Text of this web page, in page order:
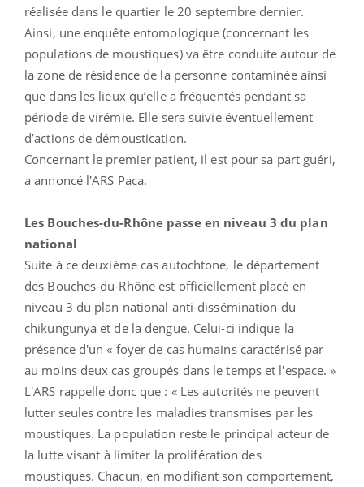
réalisée dans le quartier le 20 septembre dernier.
Ainsi, une enquête entomologique (concernant les
populations de moustiques) va être conduite autour de
la zone de résidence de la personne contaminée ainsi
que dans les lieux qu’elle a fréquentés pendant sa
période de virémie. Elle sera suivie éventuellement
d’actions de démoustication.
Concernant le premier patient, il est pour sa part guéri,
a annoncé l'ARS Paca.
Les Bouches-du-Rhône passe en niveau 3 du plan
national
Suite à ce deuxième cas autochtone, le département
des Bouches-du-Rhône est officiellement placé en
niveau 3 du plan national anti-dissémination du
chikungunya et de la dengue. Celui-ci indique la
présence d'un « foyer de cas humains caractérisé par
au moins deux cas groupés dans le temps et l'espace. »
L'ARS rappelle donc que : « Les autorités ne peuvent
lutter seules contre les maladies transmises par les
moustiques. La population reste le principal acteur de
la lutte visant à limiter la prolifération des
moustiques. Chacun, en modifiant son comportement,